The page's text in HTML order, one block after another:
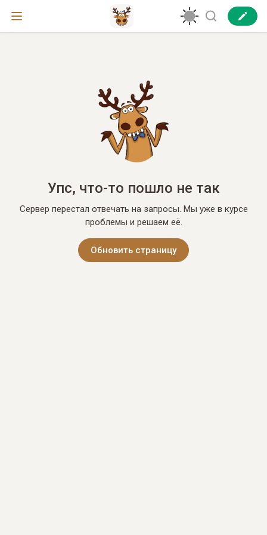
Упс, что-то пошло не так
Сервер перестал отвечать на запросы. Мы уже в курсе
проблемы и решаем её.
Обновить страницу